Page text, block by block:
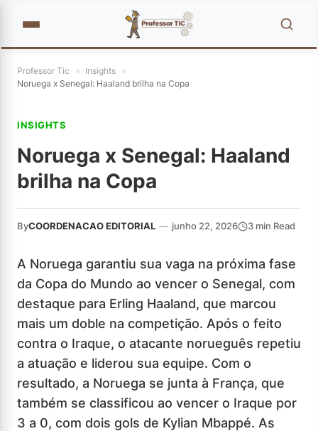
Professor Tic » Insights »
Noruega x Senegal: Haaland brilha na Copa
INSIGHTS
Noruega x Senegal: Haaland
brilha na Copa
ByCOORDENACAO EDITORIAL — junho 22, 2026 3 min Read
A Noruega garantiu sua vaga na próxima fase
da Copa do Mundo ao vencer o Senegal, com
destaque para Erling Haaland, que marcou
mais um doble na competição. Após o feito
contra o Iraque, o atacante norueguês repetiu
a atuação e liderou sua equipe. Com o
resultado, a Noruega se junta à França, que
também se classificou ao vencer o Iraque por
3 a 0, com dois gols de Kylian Mbappé. As